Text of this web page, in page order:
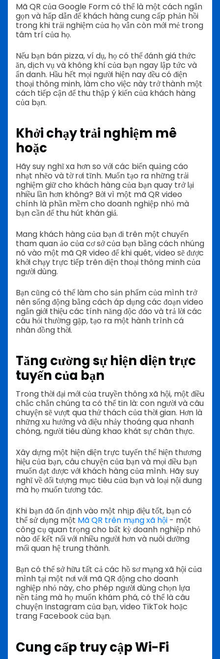
Mã QR của Google Form có thể là một cách ngắn
gọn và hấp dẫn để khách hàng cung cấp phản hồi
trong khi trải nghiệm của họ vẫn còn mới mẻ trong
tâm trí của họ.
Nếu bạn bán pizza, ví dụ, họ có thể đánh giá thức
ăn, dịch vụ và không khí của bạn ngay lập tức và
ẩn danh. Hầu hết mọi người hiện nay đều có điện
thoại thông minh, làm cho việc này trở thành một
cách tiếp cận để thu thập ý kiến của khách hàng
của bạn.
Khởi chạy trải nghiệm mê
hoặc
Hãy suy nghĩ xa hơn so với các biển quảng cáo
nhạt nhẽo và tờ rơi tĩnh. Muốn tạo ra những trải
nghiệm giữ cho khách hàng của bạn quay trở lại
nhiều lần hơn không? Bởi vì một mã QR video
chính là phần mềm cho doanh nghiệp nhỏ mà
bạn cần để thu hút khán giả.
Mang khách hàng của bạn đi trên một chuyến
tham quan ảo của cơ sở của bạn bằng cách nhúng
nó vào một mã QR video để khi quét, video sẽ được
khởi chạy trực tiếp trên điện thoại thông minh của
người dùng.
Bạn cũng có thể làm cho sản phẩm của mình trở
nên sống động bằng cách áp dụng các đoạn video
ngắn giới thiệu các tính năng độc đáo và trả lời các
câu hỏi thường gặp, tạo ra một hành trình cá
nhân đồng thời.
Tăng cường sự hiện diện trực
tuyến của bạn
Trong thời đại mới của truyền thông xã hội, một điều
chắc chắn chúng ta có thể tin là: con người và câu
chuyện sẽ vượt qua thử thách của thời gian. Hơn là
những xu hướng và điệu nhảy thoáng qua nhanh
chóng, người tiêu dùng khao khát sự chân thực.
Xây dựng một hiện diện trực tuyến thể hiện thương
hiệu của bạn, câu chuyện của bạn và mọi điều bạn
muốn đạt được với khách hàng của mình. Hãy suy
nghĩ về đối tượng mục tiêu của bạn và loại nội dung
mà họ muốn tương tác.
Khi bạn đã ổn định vào một nhịp điệu tốt, bạn có
thể sử dụng một Mã QR trên mạng xã hội - một
công cụ quan trọng cho bất kỳ doanh nghiệp nhỏ
nào để kết nối với nhiều người hơn và nuôi dưỡng
mối quan hệ trung thành.
Bạn có thể sở hữu tất cả các hồ sơ mạng xã hội của
mình tại một nơi với mã QR động cho doanh
nghiệp nhỏ này, cho phép người dùng chọn lựa
nền tảng mà họ muốn khám phá, có thể là câu
chuyện Instagram của bạn, video TikTok hoặc
trang Facebook của bạn.
Cung cấp truy cập Wi-Fi